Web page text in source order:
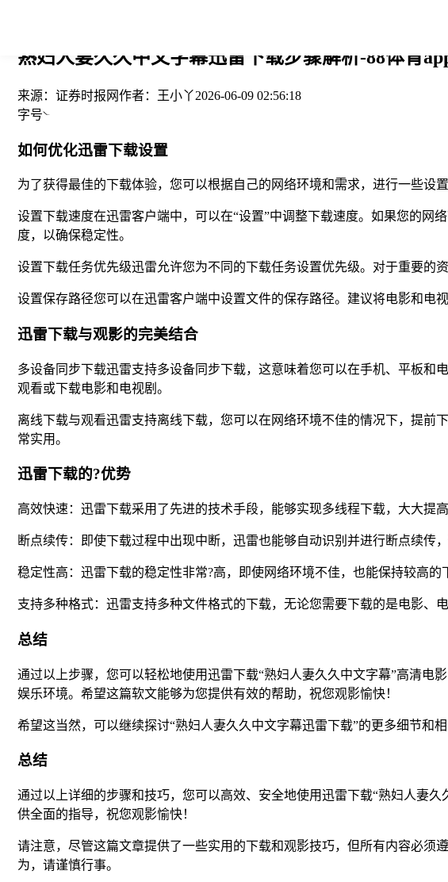
熟妇人妻久久中文字幕迅雷下载步骤解析-88体育
来源： 证券时报网作者： 王小丫2026-06-09 02:56:18
字号
如何优化迅雷下载设置
为了获得最佳的下载体验，您可以根据自己的网络环境和需求，进行一些设置
设置下载速度在迅雷客户端中，可以在“设置”中调整下载速度。如果您的
度，以确保稳定性。
设置下载任务优先级迅雷允许您为不同的下载任务设置优先级。对于重要的
设置保存路径您可以在迅雷客户端中设置文件的保存路径。建议将电影和电
迅雷下载与观影的完美结合
多设备同步下载迅雷支持多设备同步下载，这意味着您可以在手机、平板
观看或下载电影和电视剧。
离线下载与观看迅雷支持离线下载，您可以在网络环境不佳的情况下，提
常实用。
迅雷下载的?优势
高效快速：迅雷下载采用了先进的技术手段，能够实现多线程下载，大大提高
断点续传：即使下载过程中出现中断，迅雷也能够自动识别并进行断点续传，
稳定性高：迅雷下载的稳定性非常?高，即使网络环境不佳，也能保持较高的
支持多种格式：迅雷支持多种文件格式的下载，无论您需要下载的是电影、
总结
通过以上步骤，您可以轻松地使用迅雷下载“熟妇人妻久久中文字幕”高清电
娱乐环境。希望这篇软文能够为您提供有效的帮助，祝您观影愉快！
希望这当然，可以继续探讨“熟妇人妻久久中文字幕迅雷下载”的更多细节和
总结
通过以上详细的步骤和技巧，您可以高效、安全地使用迅雷下载“熟妇人妻
供全面的指导，祝您观影愉快！
请注意，尽管这篇文章提供了一些实用的下载和观影技巧，但所有内容必须
为，请谨慎行事。